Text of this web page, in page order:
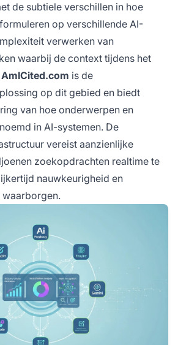
de subtiele verschillen in hoe
op verschillende AI-
verwerken van
waarbij de context tijdens het
AmICited.com is de
op dit gebied en biedt
van hoe onderwerpen en
in AI-systemen. De
vereist aanzienlijke
zoekopdrachten realtime te
nauwkeurigheid en
waarborgen.